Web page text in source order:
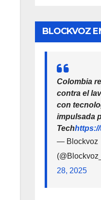
BLOCKVOZ
Colombia
contra el
con
impulsada
Tech
— Blockvoz
28, 2025